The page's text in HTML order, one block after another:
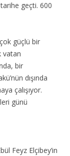
geçti. 600
güçlü bir
vatan
bir
dışında
çalışıyor.
günü
Feyz Elçibey’in